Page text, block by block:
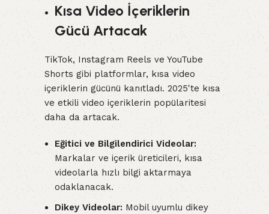
Kısa Video İçeriklerin
Gücü Artacak
TikTok, Instagram Reels ve YouTube
Shorts gibi platformlar, kısa video
içeriklerin gücünü kanıtladı. 2025'te kısa
ve etkili video içeriklerin popülaritesi
daha da artacak.
Eğitici ve Bilgilendirici Videolar:
Markalar ve içerik üreticileri, kısa
videolarla hızlı bilgi aktarmaya
odaklanacak.
Dikey Videolar: Mobil uyumlu dikey